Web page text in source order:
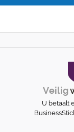
Veilig
U betaalt